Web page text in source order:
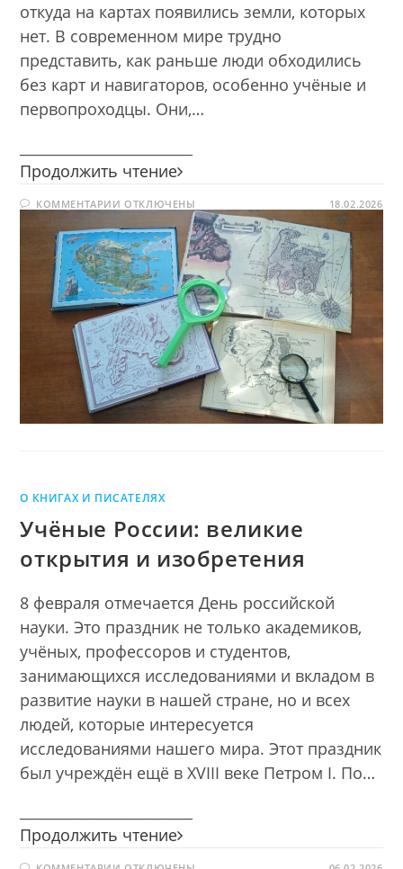
откуда на картах появились земли, которых
нет. В современном мире трудно
представить, как раньше люди обходились
без карт и навигаторов, особенно учёные и
первопроходцы. Они,…
Продолжить чтение Картография
КОММЕНТАРИИ К
ЗАПИСИ
КАРТОГРАФИЯ
ФАНТАЗИЙ
ОТКЛЮЧЕНЫ 18.02.2026
О КНИГАХ И ПИСАТЕЛЯХ
Учёные России: великие
открытия и изобретения
8 февраля отмечается День российской
науки. Это праздник не только академиков,
учёных, профессоров и студентов,
занимающихся исследованиями и вкладом в
развитие науки в нашей стране, но и всех
людей, которые интересуется
исследованиями нашего мира. Этот праздник
был учреждён ещё в XVIII веке Петром I. По…
Продолжить чтение Учёные